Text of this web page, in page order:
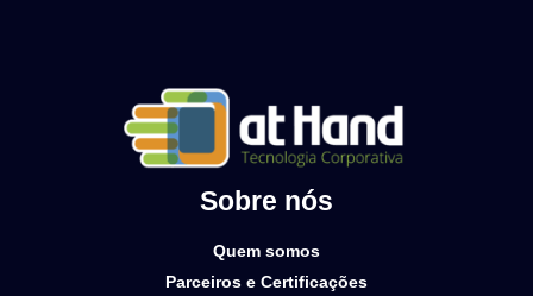
Sobre nós
Quem somos
Parceiros e Certificações